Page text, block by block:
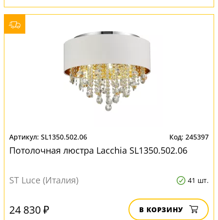
SL1350.502.06 245397
Потолочная люстра Lacchia SL1350.502.06
ST Luce (Италия) 41 шт.
24 830 ₽ В КОРЗИНУ